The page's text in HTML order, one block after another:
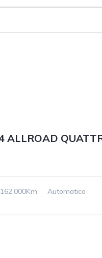
162,000Km Automatico